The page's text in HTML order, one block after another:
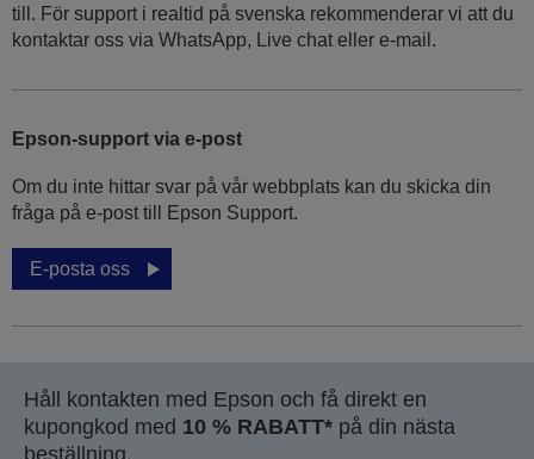
till. För support i realtid på svenska rekommenderar vi att du
kontaktar oss via WhatsApp, Live chat eller e-mail.
Epson-support via e-post
Om du inte hittar svar på vår webbplats kan du skicka din
fråga på e-post till Epson Support.
E-posta oss
Håll kontakten med Epson och få direkt en
kupongkod med 10 % RABATT* på din nästa